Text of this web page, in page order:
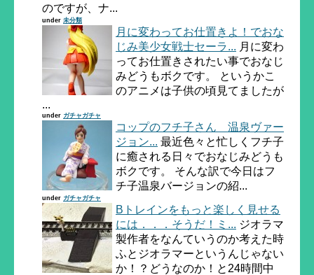
のですが、ナ...
under 未分類
月に変わってお仕置きよ！でおな
じみ美少女戦士セーラ... 月に変わ
ってお仕置きされたい事でおなじ
みどうもボクです。 というかこ
のアニメは子供の頃見てましたが
...
under ガチャガチャ
コップのフチ子さん 温泉ヴァー
ジョン... 最近色々と忙しくフチ子
に癒される日々でおなじみどうも
ボクです。 そんな訳で今日はフ
チ子温泉バージョンの紹...
under ガチャガチャ
Bトレインをもっと楽しく見せる
には．．．そうだ！ミ... ジオラマ
製作者をなんていうのか考えた時
ふとジオラマーというんじゃない
か！？どうなのか！と24時間中